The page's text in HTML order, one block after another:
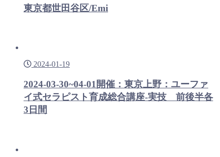
東京都世田谷区/Emi
2024-01-19
2024-03-30~04-01開催：東京上野：ユーファ
イ式セラピスト育成総合講座-実技 前後半各
3日間